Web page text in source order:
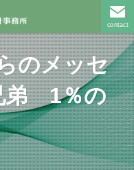
contact
のメッセ
弟 1％の